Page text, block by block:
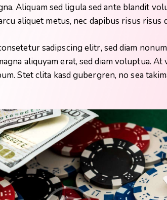
Aliquam sed ligula sed ante blandit
aliquet metus, nec dapibus risus risus
sadipscing elitr, sed diam
aliquyam erat, sed diam voluptua. At
Stet clita kasd gubergren, no sea